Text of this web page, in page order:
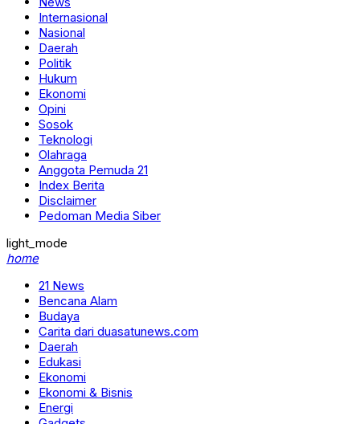
Internasional
Nasional
Daerah
Politik
Hukum
Ekonomi
Opini
Sosok
Teknologi
Olahraga
Anggota Pemuda 21
Index Berita
Disclaimer
Pedoman Media Siber
light_mode
home
21 News
Bencana Alam
Budaya
Carita dari duasatunews.com
Daerah
Edukasi
Ekonomi
Ekonomi & Bisnis
Energi